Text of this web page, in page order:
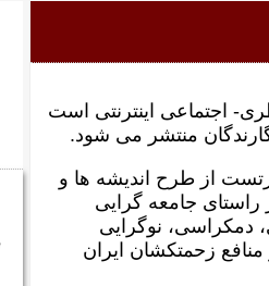
اجتماعی اینترنتی است
منتشر می شود.
از طرح انديشه ها و
جامعه گرايی
دمکراسی، نوگرايی
منافع زحمتکشان ايران